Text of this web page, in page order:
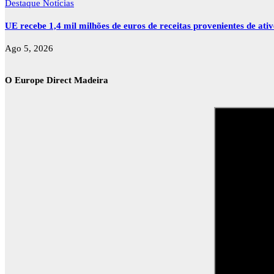
Destaque Notícias
UE recebe 1,4 mil milhões de euros de receitas provenientes de
Ago 5, 2026
O Europe Direct Madeira